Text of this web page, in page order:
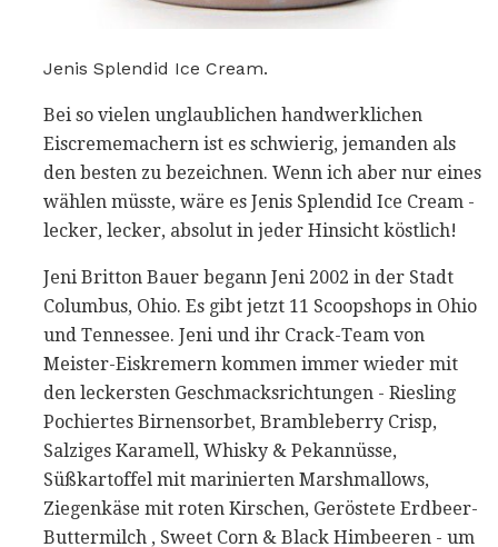
Jenis Splendid Ice Cream.
Bei so vielen unglaublichen handwerklichen
Eiscrememachern ist es schwierig, jemanden als
den besten zu bezeichnen. Wenn ich aber nur eines
wählen müsste, wäre es Jenis Splendid Ice Cream -
lecker, lecker, absolut in jeder Hinsicht köstlich!
Jeni Britton Bauer begann Jeni 2002 in der Stadt
Columbus, Ohio. Es gibt jetzt 11 Scoopshops in Ohio
und Tennessee. Jeni und ihr Crack-Team von
Meister-Eiskremern kommen immer wieder mit
den leckersten Geschmacksrichtungen - Riesling
Pochiertes Birnensorbet, Brambleberry Crisp,
Salziges Karamell, Whisky & Pekannüsse,
Süßkartoffel mit marinierten Marshmallows,
Ziegenkäse mit roten Kirschen, Geröstete Erdbeer-
Buttermilch , Sweet Corn & Black Himbeeren - um